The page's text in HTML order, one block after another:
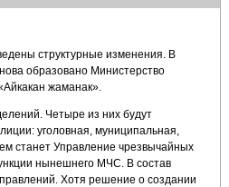
структурные изменения. В
образовано Министерство
жаманак».
Четыре из них будут
уголовная, муниципальная,
станет Управление чрезвычайных
нынешнего МЧС. В состав
Хотя решение о создании